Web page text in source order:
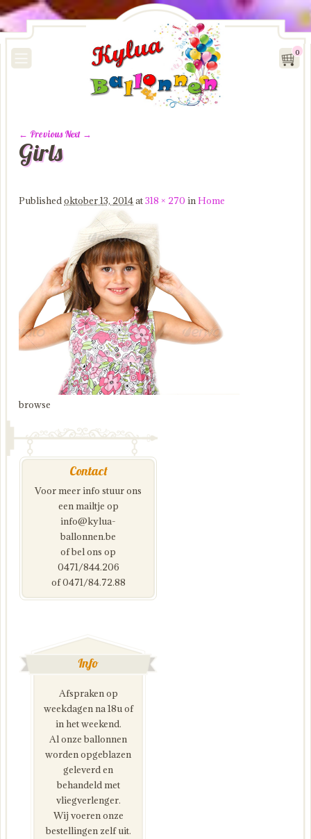
0
Image navigation
← Previous Next →
Girls
Publishedoktober 13, 2014at318 × 270 inHome
browse
Contact
Voor meer info stuur ons
een mailtje op
info@kylua-
ballonnen.be
of bel ons op
0471/844.206
of 0471/84.72.88
Info
Afspraken op
weekdagen na 18u of
in het weekend.
Al onze ballonnen
worden opgeblazen
geleverd en
behandeld met
vliegverlenger.
Wij voeren onze
bestellingen zelf uit.